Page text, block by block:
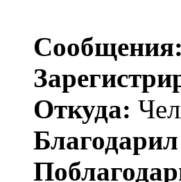
Сообщения:
Откуда: